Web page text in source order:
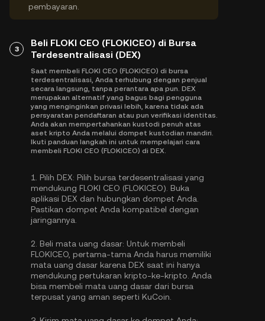
pembayaran.
3
Beli FLOKI CEO (FLOKICEO) di Bursa
Terdesentralisasi (DEX)
Saat membeli FLOKI CEO (FLOKICEO) di bursa
terdesentralisasi, Anda terhubung dengan penjual
secara langsung, tanpa perantara apa pun. DEX
merupakan alternatif yang bagus bagi pengguna
yang menginginkan privasi lebih, karena tidak ada
persyaratan pendaftaran atau pun verifikasi identitas.
Anda akan mempertahankan kustodi penuh atas
aset kripto Anda melalui dompet kustodian mandiri.
Ikuti panduan langkah ini untuk mempelajari cara
membeli FLOKI CEO (FLOKICEO) di DEX.
1. Pilih DEX: Pilih bursa terdesentralisasi yang
mendukung FLOKI CEO (FLOKICEO). Buka
aplikasi DEX dan hubungkan dompet Anda.
Pastikan dompet Anda kompatibel dengan
jaringannya.
2. Beli mata uang dasar: Untuk membeli
FLOKICEO, pertama-tama Anda harus memiliki
mata uang dasar karena DEX saat ini hanya
mendukung pertukaran kripto-ke-kripto. Anda
bisa membeli mata uang dasar dari bursa
terpusat yang aman seperti KuCoin.